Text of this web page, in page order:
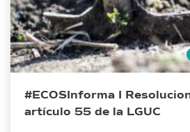
#ECOSInforma I
artículo 55 de la LGUC